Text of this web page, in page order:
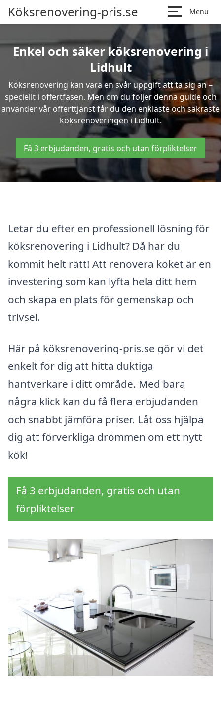
Köksrenovering-pris.se Menu
Enkel och säker köksrenovering i
Lidhult
Köksrenovering kan vara en svår uppgift att ta sig an –
speciellt i offertfasen. Men om du följer denna guide och
använder vår offerttjänst får du den enklaste och säkraste
köksrenoveringen i Lidhult.
Få 3 erbjudanden, gratis och utan förpliktelser
Letar du efter en professionell lösning för
köksrenovering i Lidhult? Då har du
kommit helt rätt! Att renovera köket är en
investering som kan lyfta hela ditt hem
och skapa en plats för gemenskap och
trivsel.
Här på köksrenovering-pris.se gör vi det
enkelt för dig att hitta duktiga
hantverkare i ditt område. Med bara
några klick kan du få flera erbjudanden
och snabbt jämföra priser. Låt oss hjälpa
dig att förverkliga drömmen om ett nytt
kök!
Få 3 erbjudanden, gratis och utan
förpliktelser